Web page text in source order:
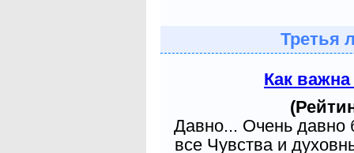
Третья
Как
Давно... Очень давно
все Чувства и